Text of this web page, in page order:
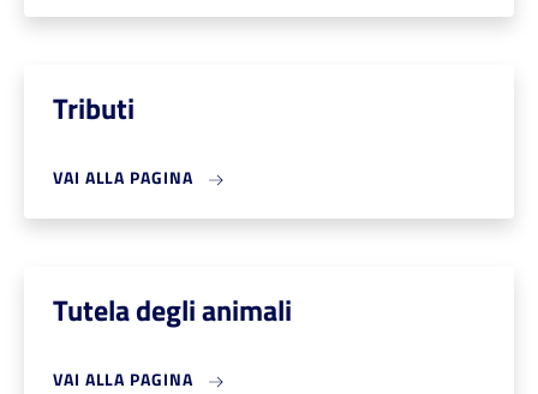
Tributi
VAI ALLA PAGINA
Tutela degli animali
VAI ALLA PAGINA